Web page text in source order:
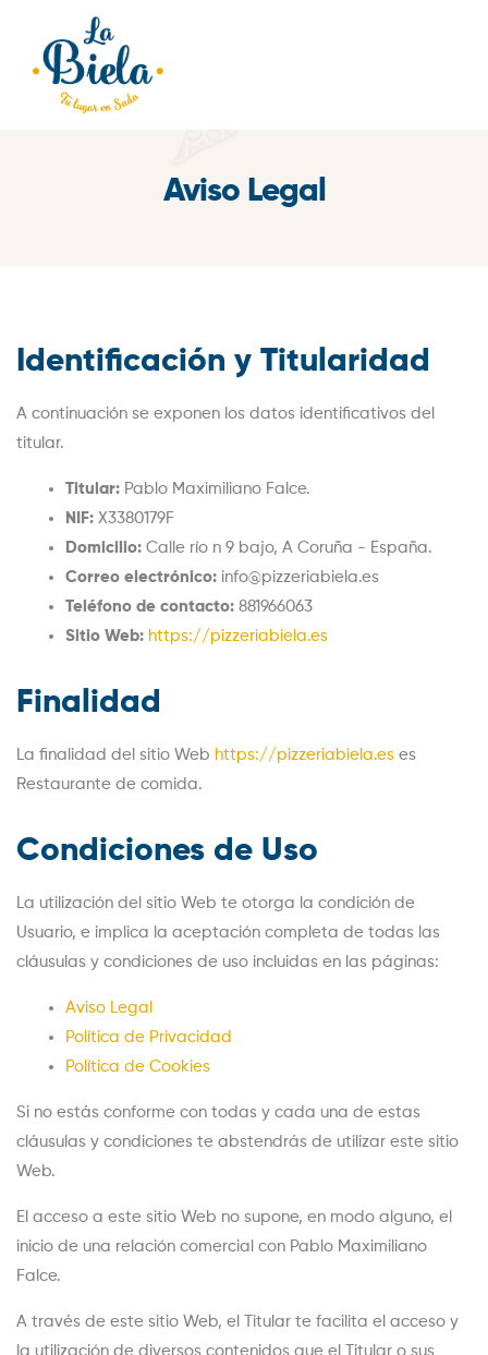
Aviso Legal
Identificación y Titularidad
A continuación se exponen los datos identificativos del
titular.
Titular: Pablo Maximiliano Falce.
NIF: X3380179F
Domicilio: Calle río n 9 bajo, A Coruña - España.
Correo electrónico: info@pizzeriabiela.es
Teléfono de contacto: 881966063
Sitio Web: https://pizzeriabiela.es
Finalidad
La finalidad del sitio Web https://pizzeriabiela.es es
Restaurante de comida.
Condiciones de Uso
La utilización del sitio Web te otorga la condición de
Usuario, e implica la aceptación completa de todas las
cláusulas y condiciones de uso incluidas en las páginas:
Aviso Legal
Política de Privacidad
Política de Cookies
Si no estás conforme con todas y cada una de estas
cláusulas y condiciones te abstendrás de utilizar este sitio
Web.
El acceso a este sitio Web no supone, en modo alguno, el
inicio de una relación comercial con Pablo Maximiliano
Falce.
A través de este sitio Web, el Titular te facilita el acceso y
la utilización de diversos contenidos que el Titular o sus